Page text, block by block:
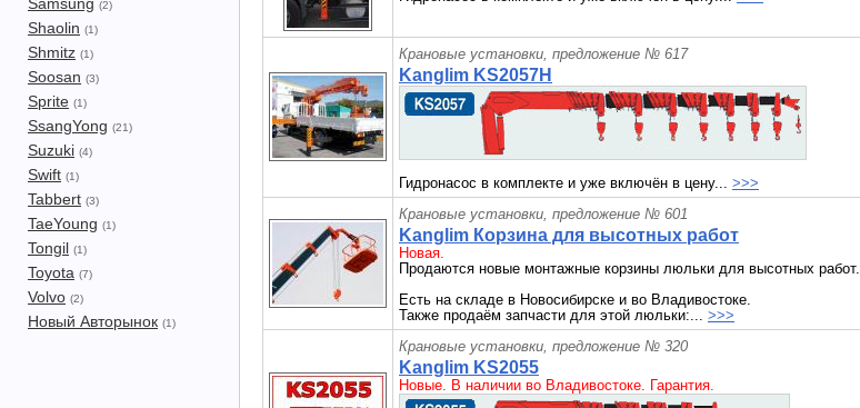
(2)
Shaolin (1)
Shmitz (1)
Soosan (3)
Sprite (1)
SsangYong (21)
Suzuki (4)
Swift (1)
Tabbert (3)
TaeYoung (1)
Tongil (1)
Toyota (7)
Volvo (2)
Новый Авторынок (1)
Крановые установки, предложение № 617
Kanglim KS2057H
Гидронасос в комплекте и уже включён в цену... >>>
Крановые установки, предложение № 601
Kanglim Корзина для высотных работ
Новая.
Продаются новые монтажные корзины люльки для высотных работ.
Есть на складе в Новосибирске и во Владивостоке.
Также продаём запчасти для этой люльки:... >>>
Крановые установки, предложение № 320
Kanglim KS2055
Новые. В наличии во Владивостоке. Гарантия.